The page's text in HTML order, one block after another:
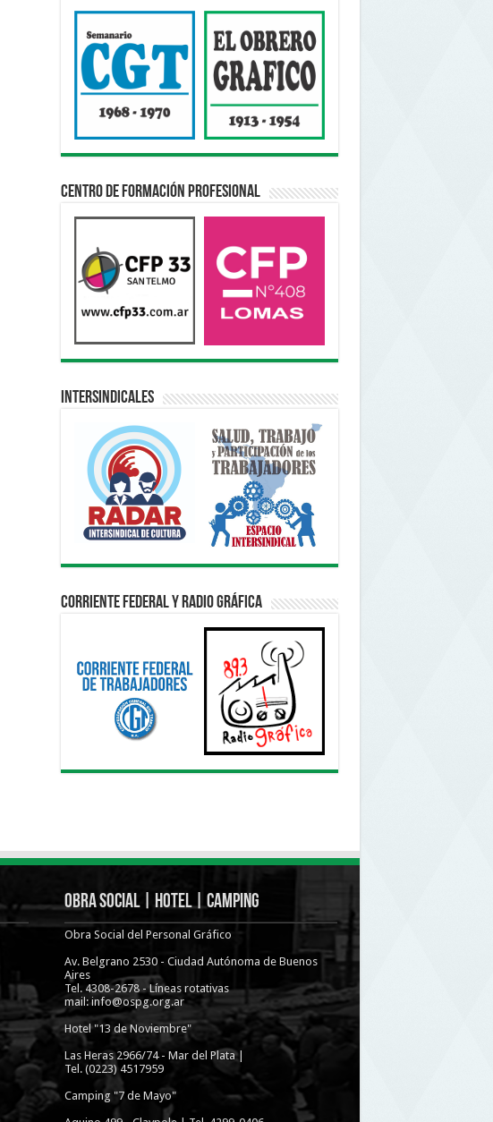
Centro de Formación Profesional
Intersindicales
Corriente Federal y Radio Gráfica
Obra Social | Hotel | Camping
Obra Social del Personal Gráfico
Av. Belgrano 2530 - Ciudad Autónoma de Buenos
Aires
Tel. 4308-2678 - Líneas rotativas
mail: info@ospg.org.ar
Hotel "13 de Noviembre"
Las Heras 2966/74 - Mar del Plata |
Tel. (0223) 4517959
Camping "7 de Mayo"